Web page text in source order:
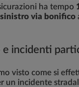
ha tempo
via bonifico
e incidenti
visto come si
un incidente